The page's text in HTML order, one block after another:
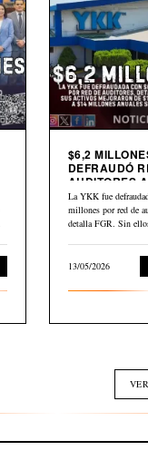
$6,2
DEFRAUDÓ
AUDITORES
YKK
La YKK fue
millones por red de
detalla FGR. Sin
13/05/2026